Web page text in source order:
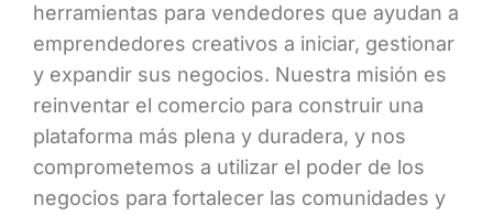
herramientas para vendedores que ayudan a
emprendedores creativos a iniciar, gestionar
y expandir sus negocios. Nuestra misión es
reinventar el comercio para construir una
plataforma más plena y duradera, y nos
comprometemos a utilizar el poder de los
negocios para fortalecer las comunidades y